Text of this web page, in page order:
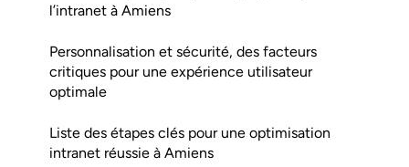
l’intranet à Amiens
Personnalisation et sécurité, des facteurs
critiques pour une expérience utilisateur
optimale
Liste des étapes clés pour une optimisation
intranet réussie à Amiens